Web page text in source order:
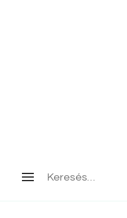
Keresés: